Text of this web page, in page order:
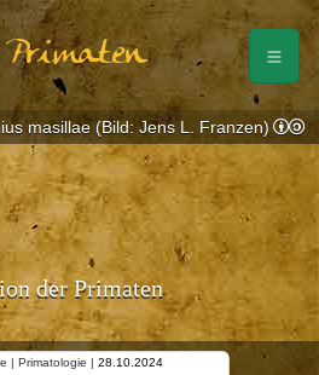
der Primaten
| Primatologie | 28.10.2024
masillae (Bild: Jens L. Franzen)